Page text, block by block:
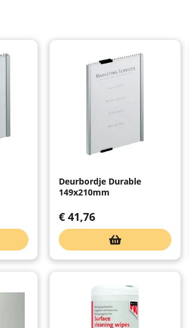
Deurbordje Durable
149x210mm
€ 41,76